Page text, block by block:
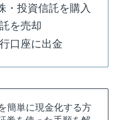
・投資信託を購入
を売却
口座に出金
簡単に現金化する方